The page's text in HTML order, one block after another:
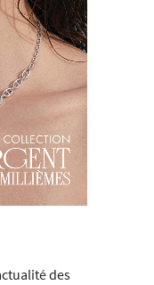
des